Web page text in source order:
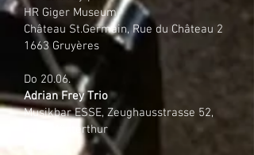
HR Giger Museum
Château St.Germain, Rue du Château 2
1663 Gruyères
Do 20.06.
Adrian Frey Trio
Musikbar ESSE, Zeughausstrasse 52,
8400 Winterthur